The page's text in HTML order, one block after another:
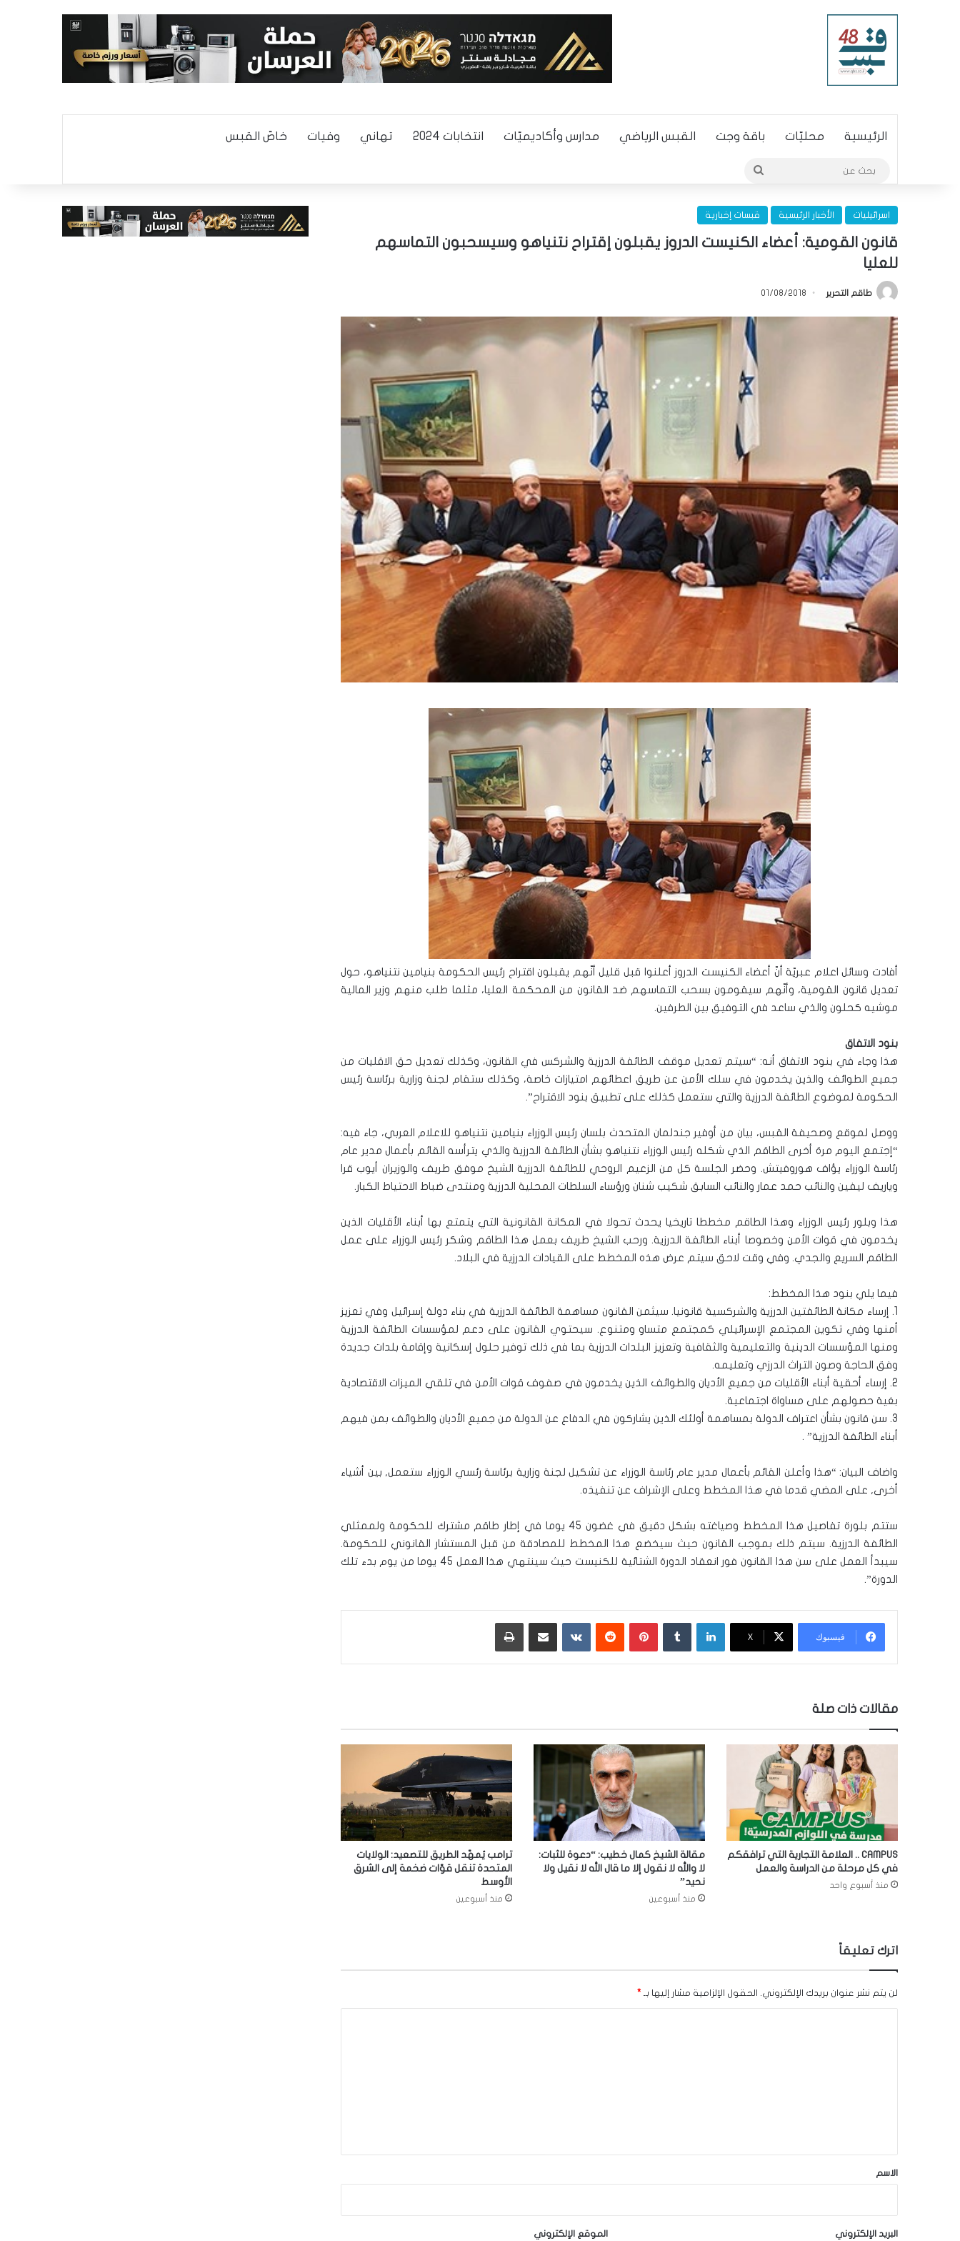
الرئيسية محليّات باقة وجت القبس الرياضي مدارس وأكاديميّات انتخابات 2024 تهاني وفيات خاصّ القبس
اسرائيليات الأخبار الرئيسية قبسات إخبارية
قانون القومية: أعضاء الكنيست الدروز يقبلون إقتراح نتنياهو وسيسحبون التماسهم
للعليا
طاقم التحرير 01/08/2018
أفادت وسائل اعلام عبريّة أنّ أعضاء الكنيست الدروز أعلنوا قبل قليل أنّهم يقبلون اقتراح رئيس الحكومة بنيامين نتنياهو، حول
تعديل قانون القومية، وأنّهم سيقومون بسحب التماسهم ضد القانون من المحكمة العليا، مثلما طلب منهم وزير المالية
موشيه كحلون والذي ساعد في التوفيق بين الطرفين.
بنود الاتفاق
هذا وجاء في بنود الاتفاق أنه: “سيتم تعديل موقف الطائفة الدرزية والشركس في القانون، وكذلك تعديل حق الاقليات من
جميع الطوائف والذين يخدمون في سلك الأمن عن طريق اعطائهم امتيازات خاصة، وكذلك ستقام لجنة وزارية برئاسة رئيس
الحكومة لموضوع الطائفة الدرزية والتي ستعمل كذلك على تطبيق بنود الاقتراح”.
ووصل لموقع وصحيفة القبس، بيان من أوفير جندلمان المتحدث بلسان رئيس الوزراء بنيامين نتنياهو للاعلام العربي، جاء فيه:
“إجتمع اليوم مرة أخرى الطاقم الذي شكله رئيس الوزراء نتنياهو بشأن الطائفة الدرزية والذي يترأسه القائم بأعمال مدير عام
رئاسة الوزراء يؤاف هوروفيتش. وحضر الجلسة كل من الزعيم الروحي للطائفة الدرزية الشيخ موفق طريف والوزيران أيوب قرا
وياريف ليفين والنائب حمد عمار والنائب السابق شكيب شنان ورؤساء السلطات المحلية الدرزية ومنتدى ضباط الاحتياط الكبار.
هذا وبلور رئيس الوزراء وهذا الطاقم مخططا تاريخيا يحدث تحولا في المكانة القانونية التي يتمتع بها أبناء الأقليات الذين
يخدمون في قوات الأمن وخصوصا أبناء الطائفة الدرزية. ورحب الشيخ طريف بعمل هذا الطاقم وشكر رئيس الوزراء على عمل
الطاقم السريع والجدي. وفي وقت لاحق سيتم عرض هذه المخطط على القيادات الدرزية في البلاد.
فيما يلي بنود هذا المخطط:
1. إرساء مكانة الطائفتين الدرزية والشركسية قانونيا. سيثمن القانون مساهمة الطائفة الدرزية في بناء دولة إسرائيل وفي تعزيز
أمنها وفي تكوين المجتمع الإسرائيلي كمجتمع متساو ومتنوع. سيحتوي القانون على دعم لمؤسسات الطائفة الدرزية
ومنها المؤسسات الدينية والتعليمية والثقافية وتعزيز البلدات الدرزية بما في ذلك توفير حلول إسكانية وإقامة بلدات جديدة
وفق الحاجة وصون التراث الدرزي وتعليمه.
2. إرساء أحقية أبناء الأقليات من جميع الأديان والطوائف الذين يخدمون في صفوف قوات الأمن في تلقي الميزات الاقتصادية
بغية حصولهم على مساواة اجتماعية.
3. سن قانون بشأن اعتراف الدولة بمساهمة أولئك الذين يشاركون في الدفاع عن الدولة من جميع الأديان والطوائف بمن فيهم
أبناء الطائفة الدرزية” .
واضاف البيان: “هذا وأعلن القائم بأعمال مدير عام رئاسة الوزراء عن تشكيل لجنة وزارية برئاسة رئسي الوزراء ستعمل, بين أشياء
أخرى, على المضي قدما في هذا المخطط وعلى الإشراف عن تنفيذه.
ستتم بلورة تفاصيل هذا المخطط وصياغته بشكل دقيق في غضون 45 يوما في إطار طاقم مشترك للحكومة ولممثلي
الطائفة الدرزية. سيتم ذلك بموجب القانون حيث سيخضع هذا المخطط للمصادقة من قبل المستشار القانوني للحكومة.
سيبدأ العمل على سن هذا القانون فور انعقاد الدورة الشتائية للكنيست حيث سينتهي هذا العمل 45 يوما من يوم بدء تلك
الدورة”.
فيسبوك ‫X
لينكدإن بينتيريست ‏VKontakte
مقالات ذات صلة
CAMPUS .. العلامة التجارية التي ترافقكم
في كل مرحلة من الدراسة والعمل
منذ أسبوع واحد
مقالة الشيخ كمال خطيب: “دعوة للثبات:
لا والله لا نقول إلا ما قال الله لا نقيل ولا
نحيد”
منذ أسبوعين
ترامب يُمهّد الطريق للتصعيد: الولايات
المتحدة تنقل قوّات ضخمة إلى الشرق
الأوسط
منذ أسبوعين
اترك تعليقاً
لن يتم نشر عنوان بريدك الإلكتروني. الحقول الإلزامية مشار إليها بـ *
*الاسم
البريد الإلكتروني الموقع الإلكتروني